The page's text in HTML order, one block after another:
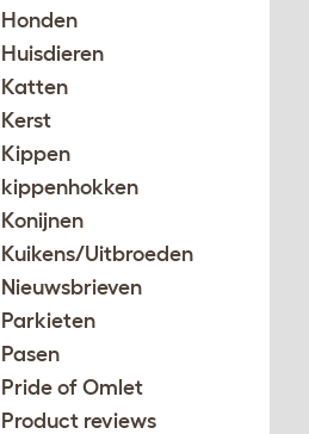
Honden
Huisdieren
Katten
Kerst
Kippen
kippenhokken
Konijnen
Kuikens/Uitbroeden
Nieuwsbrieven
Parkieten
Pasen
Pride of Omlet
Product reviews